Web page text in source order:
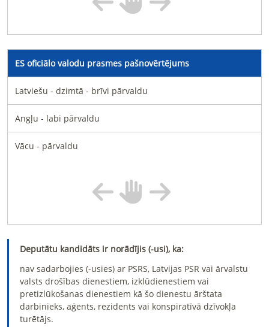
ES oficiālo valodu prasmes pašnovērtējums
Latviešu - dzimtā - brīvi pārvaldu
Angļu - labi pārvaldu
Vācu - pārvaldu
Deputātu kandidāts ir norādījis (-usi), ka:
nav sadarbojies (-usies) ar PSRS, Latvijas PSR vai ārvalstu
valsts drošības dienestiem, izklūdienestiem vai
pretizlūkošanas dienestiem kā šo dienestu ārštata
darbinieks, aģents, rezidents vai konspiratīvā dzīvokļa
turētājs.